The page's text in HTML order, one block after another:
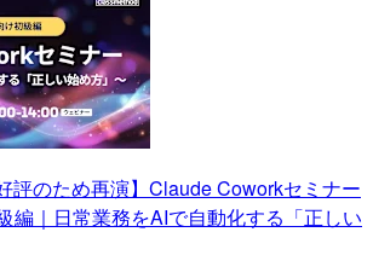
評のため再演】Claude Coworkセミナー
編｜日常業務をAIで自動化する「正しい